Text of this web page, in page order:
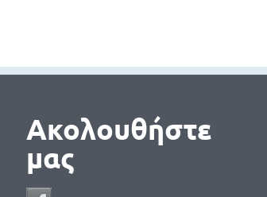
Ακολουθήστε
μας